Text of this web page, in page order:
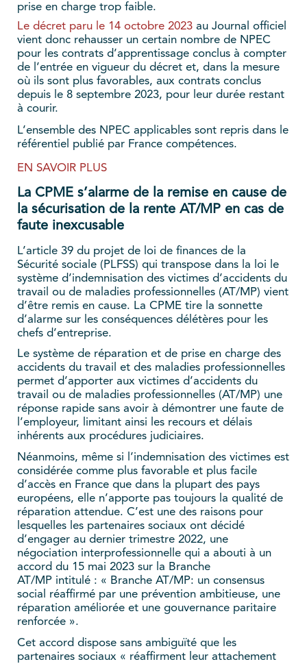
prise en charge trop faible.
Le décret paru le 14 octobre 2023 au Journal officiel
vient donc rehausser un certain nombre de NPEC
pour les contrats d’apprentissage conclus à compter
de l’entrée en vigueur du décret et, dans la mesure
où ils sont plus favorables, aux contrats conclus
depuis le 8 septembre 2023, pour leur durée restant
à courir.
L’ensemble des NPEC applicables sont repris dans le
référentiel publié par France compétences.
EN SAVOIR PLUS
La CPME s’alarme de la remise en cause de
la sécurisation de la rente AT/MP en cas de
faute inexcusable
L’article 39 du projet de loi de finances de la
Sécurité sociale (PLFSS) qui transpose dans la loi le
système d’indemnisation des victimes d’accidents du
travail ou de maladies professionnelles (AT/MP) vient
d’être remis en cause. La CPME tire la sonnette
d’alarme sur les conséquences délétères pour les
chefs d’entreprise.
Le système de réparation et de prise en charge des
accidents du travail et des maladies professionnelles
permet d’apporter aux victimes d’accidents du
travail ou de maladies professionnelles (AT/MP) une
réponse rapide sans avoir à démontrer une faute de
l’employeur, limitant ainsi les recours et délais
inhérents aux procédures judiciaires.
Néanmoins, même si l’indemnisation des victimes est
considérée comme plus favorable et plus facile
d’accès en France que dans la plupart des pays
européens, elle n’apporte pas toujours la qualité de
réparation attendue. C’est une des raisons pour
lesquelles les partenaires sociaux ont décidé
d’engager au dernier trimestre 2022, une
négociation interprofessionnelle qui a abouti à un
accord du 15 mai 2023 sur la Branche
AT/MP intitulé : « Branche AT/MP: un consensus
social réaffirmé par une prévention ambitieuse, une
réparation améliorée et une gouvernance paritaire
renforcée ».
Cet accord dispose sans ambiguïté que les
partenaires sociaux « réaffirment leur attachement